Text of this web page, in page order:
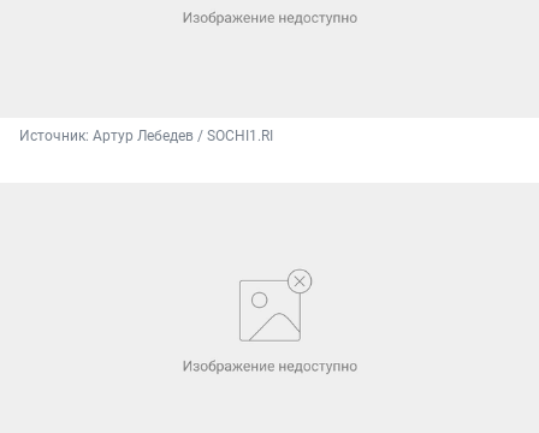
Источник: Артур Лебедев / SOCHI1.RI